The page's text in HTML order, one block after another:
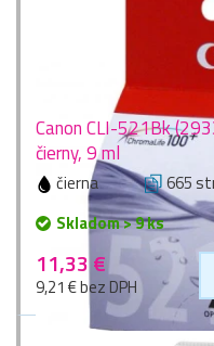
Canon CLI-521Bk
čierny, 9 ml
čierna 665
Skladom > 9 ks
11,33 €
9,21 € bez DPH